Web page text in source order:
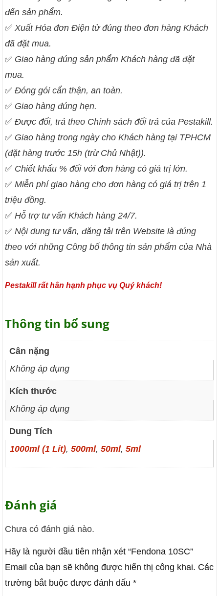
đến sản phẩm.
✅ Xuất Hóa đơn Điện tử đúng theo đơn hàng Khách
đã đặt mua.
✅ Giao hàng đúng sản phẩm Khách hàng đã đặt
mua.
✅Đóng gói cẩn thận, an toàn.
✅ Giao hàng đúng hẹn.
✅Được đổi, trả theo Chính sách đổi trả của Pestakill.
✅ Giao hàng trong ngày cho Khách hàng tại TPHCM
(đặt hàng trước 15h (trừ Chủ Nhật)).
✅ Chiết khấu % đối với đơn hàng có giá trị lớn.
✅Miễn phí giao hàng cho đơn hàng có giá trị trên 1
triệu đồng.
✅Hỗ trợ tư vấn Khách hàng 24/7.
✅ Nội dung tư vấn, đăng tải trên Website là đúng
theo với những Công bố thông tin sản phẩm của Nhà
sản xuất.
Pestakill rất hân hạnh phục vụ Quý khách!
Thông tin bổ sung
Cân nặng
Không áp dụng
Kích thước
Không áp dụng
Dung Tích
1000ml (1 Lít),500ml,50ml,5ml
Đánh giá
Chưa có đánh giá nào.
Hãy là người đầu tiên nhận xét “Fendona 10SC”
Email của bạn sẽ không được hiển thị công khai. Các
trường bắt buộc được đánh dấu*